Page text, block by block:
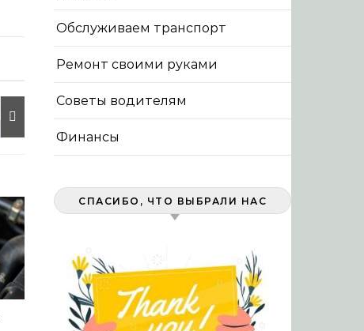
Обслуживаем транспорт
Ремонт своими руками
Советы водителям
Финансы
СПАСИБО, ЧТО ВЫБРАЛИ НАС